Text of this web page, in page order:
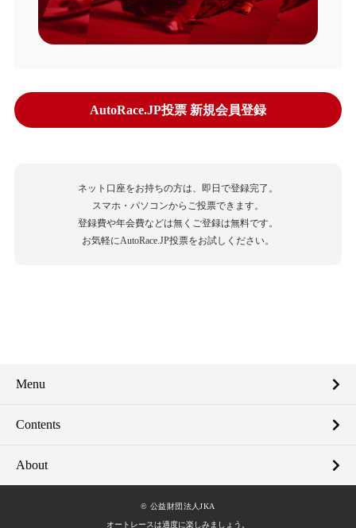
AutoRace.JP投票 新規会員登録
ネット口座をお持ちの方は、即日で登録完了。
スマホ・パソコンからご投票できます。
登録費や年会費などは無くご登録は無料です。
お気軽にAutoRace.JP投票をお試しください。
Menu
Contents
About
© 公益財団法人JKA
オートレースは適度に楽しみましょう。